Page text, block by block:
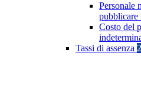
Personale
pubblicare
Costo del
Tassi di assenza